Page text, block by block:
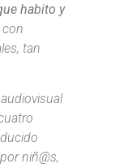
habito y
con
tan
niñ@s,